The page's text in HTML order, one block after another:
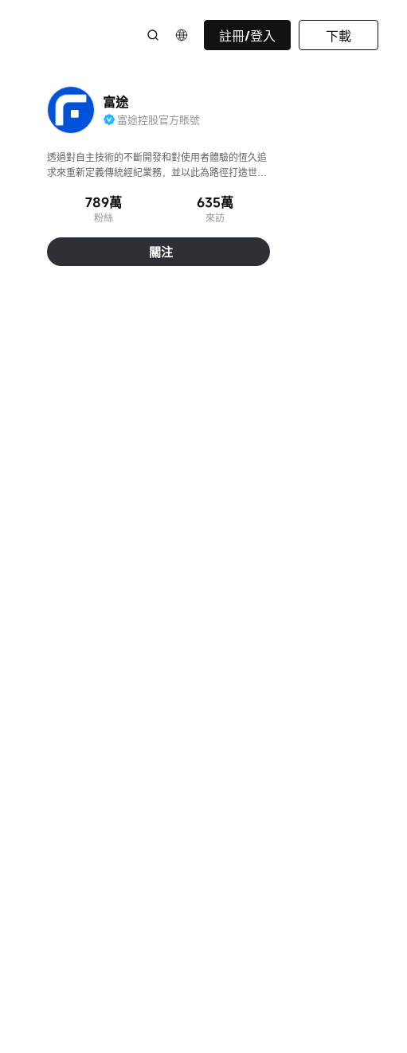
註冊/登入 下載
富途
富途控股官方賬號
透過對自主技術的不斷開發和對使用者體驗的恆久追
求來重新定義傳統經紀業務，並以此為路徑打造世界
789萬
粉絲
635萬
來訪
關注